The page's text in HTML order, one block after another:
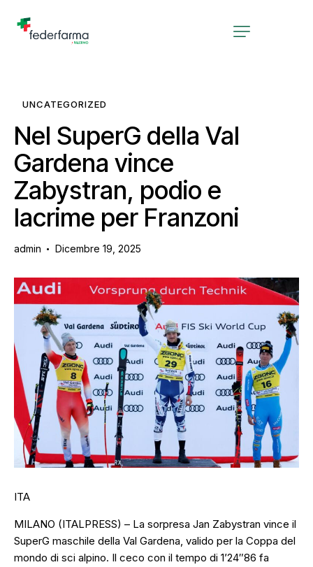
UNCATEGORIZED
Nel SuperG della Val
Gardena vince
Zabystran, podio e
lacrime per Franzoni
admin Dicembre 19, 2025
ITA
MILANO (ITALPRESS) – La sorpresa Jan Zabystran vince il
SuperG maschile della Val Gardena, valido per la Coppa del
mondo di sci alpino. Il ceco con il tempo di 1’24″86 fa